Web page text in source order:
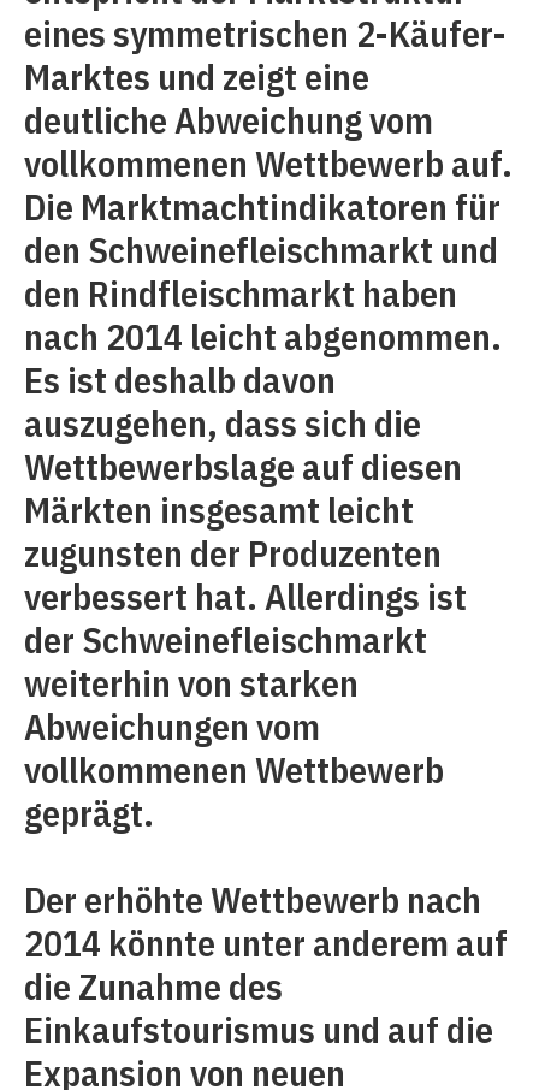
eines symmetrischen 2-Käufer-
Marktes und zeigt eine
deutliche Abweichung vom
vollkommenen Wettbewerb auf.
Die Marktmachtindikatoren für
den Schweinefleischmarkt und
den Rindfleischmarkt haben
nach 2014 leicht abgenommen.
Es ist deshalb davon
auszugehen, dass sich die
Wettbewerbslage auf diesen
Märkten insgesamt leicht
zugunsten der Produzenten
verbessert hat. Allerdings ist
der Schweinefleischmarkt
weiterhin von starken
Abweichungen vom
vollkommenen Wettbewerb
geprägt.
Der erhöhte Wettbewerb nach
2014 könnte unter anderem auf
die Zunahme des
Einkaufstourismus und auf die
Expansion von neuen